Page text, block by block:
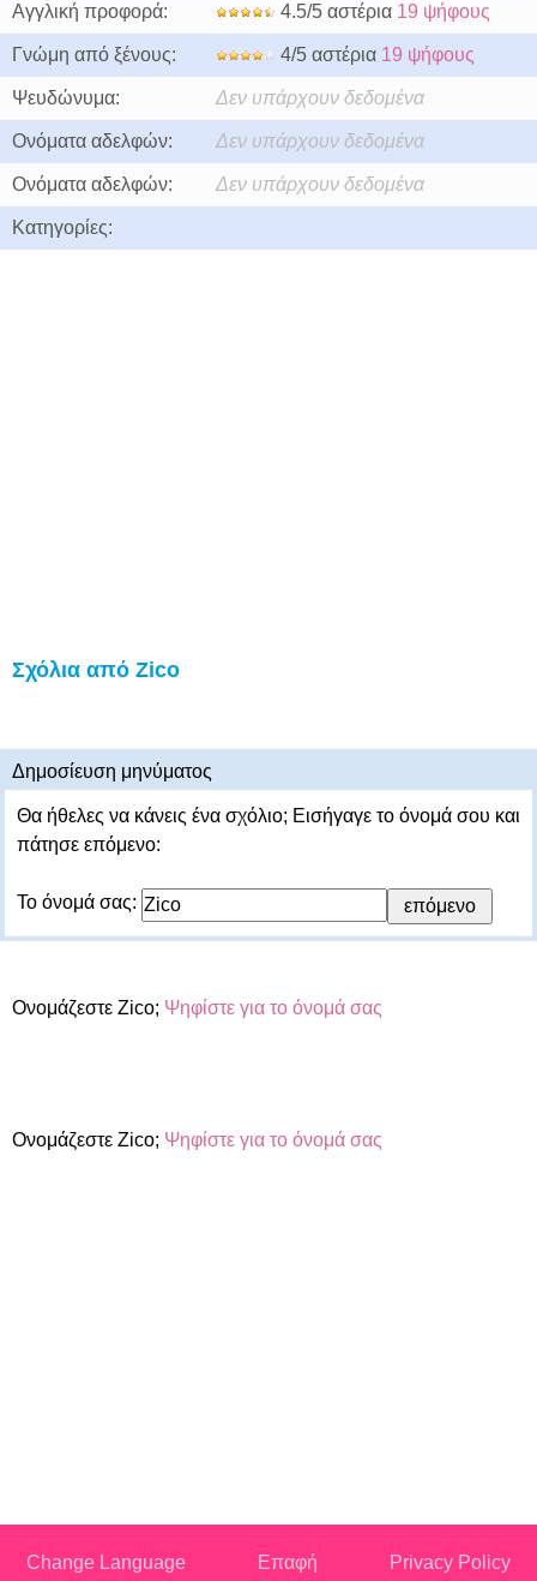
Αγγλική προφορά: 4.5/5 αστέρια 19 ψήφους
Γνώμη από ξένους: 4/5 αστέρια 19 ψήφους
Ψευδώνυμα: Δεν υπάρχουν δεδομένα
Ονόματα αδελφών: Δεν υπάρχουν δεδομένα
Ονόματα αδελφών: Δεν υπάρχουν δεδομένα
Κατηγορίες:
Σχόλια από Zico
Δημοσίευση μηνύματος
Θα ήθελες να κάνεις ένα σχόλιο; Εισήγαγε το όνομά σου και
πάτησε επόμενο:
Το όνομά σας:
Ονομάζεστε Zico; Ψηφίστε για το όνομά σας
Ονομάζεστε Zico; Ψηφίστε για το όνομά σας
Change Language Επαφή Privacy Policy